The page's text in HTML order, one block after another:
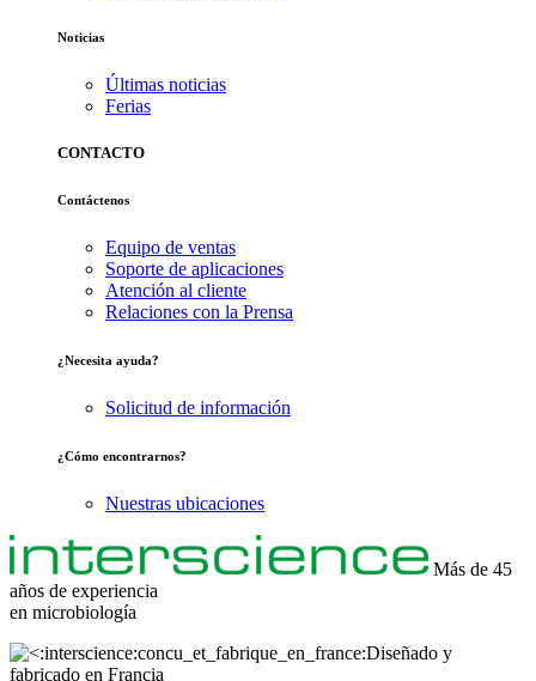
Noticias
Últimas noticias
Ferias
CONTACTO
Contáctenos
Equipo de ventas
Soporte de aplicaciones
Atención al cliente
Relaciones con la Prensa
¿Necesita ayuda?
Solicitud de información
¿Cómo encontrarnos?
Nuestras ubicaciones
Más de 45
años de experiencia
en microbiología
Diseñado y
fabricado en Francia